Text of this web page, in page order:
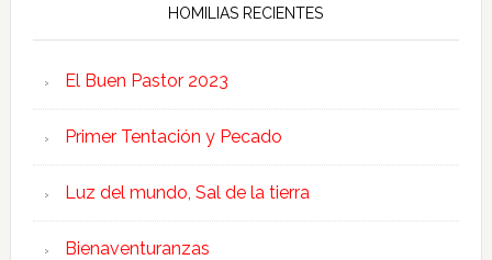
HOMILIAS RECIENTES
El Buen Pastor 2023
Primer Tentación y Pecado
Luz del mundo, Sal de la tierra
Bienaventuranzas